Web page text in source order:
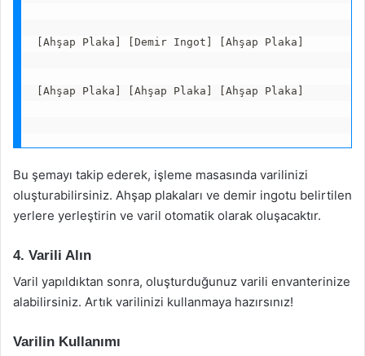
[Ahşap Plaka] [Demir Ingot] [Ahşap Plaka]
[Ahşap Plaka] [Ahşap Plaka] [Ahşap Plaka]
Bu şemayı takip ederek, işleme masasında varilinizi
oluşturabilirsiniz. Ahşap plakaları ve demir ingotu belirtilen
yerlere yerleştirin ve varil otomatik olarak oluşacaktır.
4. Varili Alın
Varil yapıldıktan sonra, oluşturduğunuz varili envanterinize
alabilirsiniz. Artık varilinizi kullanmaya hazırsınız!
Varilin Kullanımı